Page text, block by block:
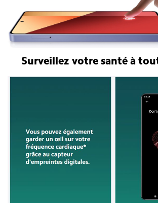
Surveillez votre santé à